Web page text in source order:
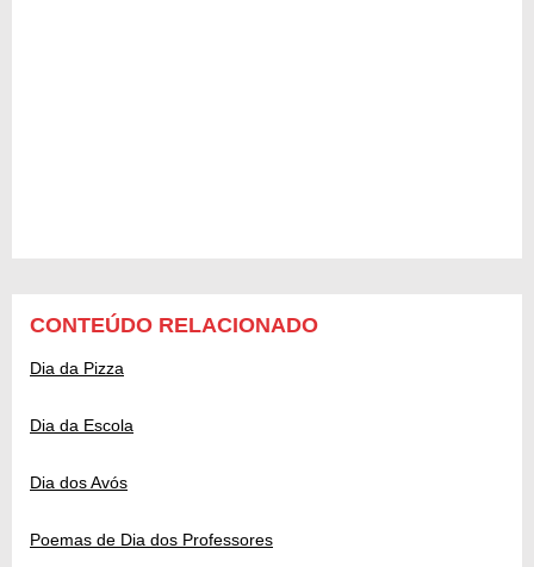
CONTEÚDO RELACIONADO
Dia da Pizza
Dia da Escola
Dia dos Avós
Poemas de Dia dos Professores